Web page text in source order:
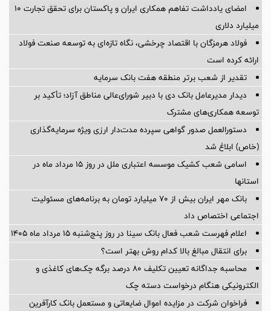
امضای یادداشت تفاهم همکاری ایران و پاکستان برای تحقق تجارت ۱۰
میلیارد دلاری
فولاد هرمزگان با اقتصاد چرخشی، نگاه تازه‌ای به توسعه صنعت فولاد
ارائه کرده است
تقدیر از شعب برتر منطقه هفت بانک سرمایه
دیدار مدیرعامل بانک دی با دبیر شورای‌عالی مناطق آزاد؛ تأکید بر
توسعه همکاری‌های مشترک
دستورالعمل صدور گواهی سپرده مدت‌دار ارزی ویژه سرمایه‌گذاری
(خاص) ابلاغ شد
اسامی شعب کشیک موسسه اعتباری ملل در روز 15 مرداد ماه در
استانها
بانک مهر ایران بیش از ۷۰ میلیارد تومان به برنامه‌های مسئولیت
اجتماعی اختصاص داد
اعلام فهرست شعب فعال بانک سینا در روز پنج‌شنبه 15 مرداد ماه 1405
برای انتقال مبالغ بالا کدام روش بهتر است؟
محاسبه جداگانه تعیین تکلیف 80 درصد برگه چک‌های کاغذی و
الکترونیکی هنگام درخواست دسته چک
فراخوان شرکت در مزایده اموال ضایعاتی و مستعمل بانک کارآفرین